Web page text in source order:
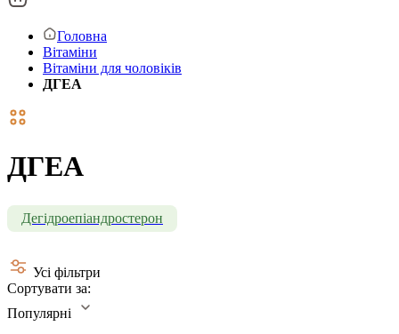
Головна
Вітаміни
Вітаміни для чоловіків
ДГЕА
ДГЕА
Дегідроепіандростерон
Усі фільтри
Сортувати за:
Популярні